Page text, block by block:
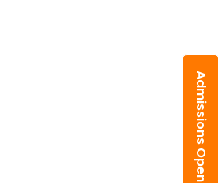
Admissions Open